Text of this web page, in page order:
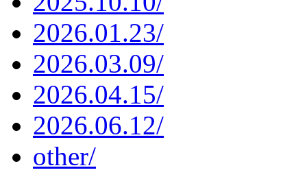
2026.01.23/
2026.03.09/
2026.04.15/
2026.06.12/
other/